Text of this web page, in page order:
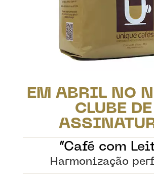
EM ABRIL NO
CLUBE DE
“Café com
Harmonização